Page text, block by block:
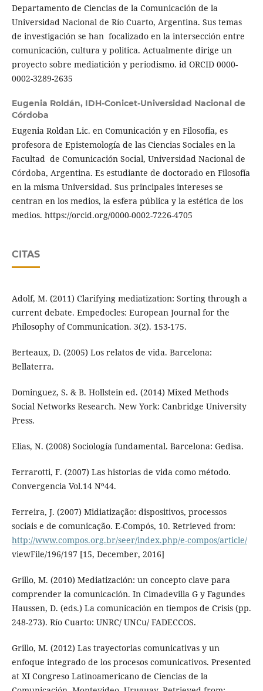
Departamento de Ciencias de la Comunicación de la
Universidad Nacional de Río Cuarto, Argentina. Sus temas
de investigación se han focalizado en la intersección entre
comunicación, cultura y politica. Actualmente dirige un
proyecto sobre mediatición y periodismo. id ORCID 0000-
0002-3289-2635
Eugenia Roldán, IDH-Conicet-Universidad Nacional de
Córdoba
Eugenia Roldan Lic. en Comunicación y en Filosofía, es
profesora de Epistemología de las Ciencias Sociales en la
Facultad de Comunicación Social, Universidad Nacional de
Córdoba, Argentina. Es estudiante de doctorado en Filosofía
en la misma Universidad. Sus principales intereses se
centran en los medios, la esfera pública y la estética de los
medios. https://orcid.org/0000-0002-7226-4705
CITAS
Adolf, M. (2011) Clarifying mediatization: Sorting through a
current debate. Empedocles: European Journal for the
Philosophy of Communication. 3(2). 153-175.
Berteaux, D. (2005) Los relatos de vida. Barcelona:
Bellaterra.
Dominguez, S. & B. Hollstein ed. (2014) Mixed Methods
Social Networks Research. New York: Canbridge University
Press.
Elias, N. (2008) Sociología fundamental. Barcelona: Gedisa.
Ferrarotti, F. (2007) Las historias de vida como método.
Convergencia Vol.14 Nº44.
Ferreira, J. (2007) Midiatização: dispositivos, processos
sociais e de comunicação. E-Compós, 10. Retrieved from:
http://www.compos.org.br/seer/index.php/e-compos/article/
viewFile/196/197 [15, December, 2016]
Grillo, M. (2010) Mediatización: un concepto clave para
comprender la comunicación. In Cimadevilla G y Fagundes
Haussen, D. (eds.) La comunicación en tiempos de Crisis (pp.
248-273). Río Cuarto: UNRC/ UNCu/ FADECCOS.
Grillo, M. (2012) Las trayectorias comunicativas y un
enfoque integrado de los procesos comunicativos. Presented
at XI Congreso Latinoamericano de Ciencias de la